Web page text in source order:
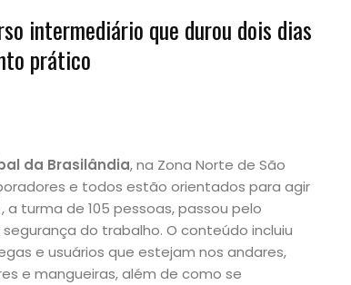
intermediário que durou dois dias
prático
da Brasilândia, na Zona Norte de São
e todos estão orientados para agir
turma de 105 pessoas, passou pelo
do trabalho. O conteúdo incluiu
e usuários que estejam nos andares,
e mangueiras, além de como se